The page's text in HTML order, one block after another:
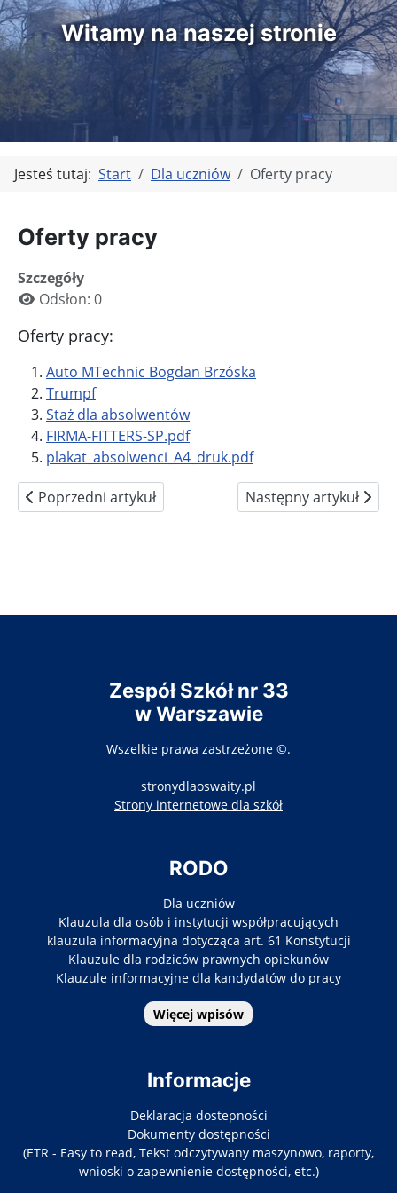
Witamy na naszej stronie
Jesteś tutaj: Start Dla uczniów Oferty pracy
Oferty pracy
Szczegóły
Odsłon: 0
Oferty pracy:
Auto MTechnic Bogdan Brzóska
Trumpf
Staż dla absolwentów
FIRMA-FITTERS-SP.pdf
plakat_absolwenci_A4_druk.pdf
Poprzedni artykuł: Egzaminy
Poprzedni artykuł Następny artykuł:
Następny artykuł
Zespół Szkół nr 33
w Warszawie
Wszelkie prawa zastrzeżone ©.
stronydlaoswaity.pl
Strony internetowe dla szkółotwiera się w
RODO
Dla uczniów
Klauzula dla osób i instytucji współpracujących
klauzula informacyjna dotycząca art. 61 Konstytucji
Klauzule dla rodziców prawnych opiekunów
Klauzule informacyjne dla kandydatów do pracy
Więcej wpisów
Informacje
Deklaracja dostepności
Dokumenty dostępności
(ETR - Easy to read, Tekst odczytywany maszynowo, raporty,
wnioski o zapewnienie dostępności, etc.)